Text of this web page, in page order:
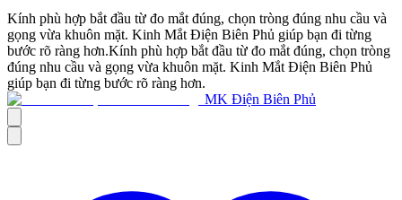
Kính phù hợp bắt đầu từ đo mắt đúng, chọn tròng đúng nhu cầu và
gọng vừa khuôn mặt. Kinh Mắt Điện Biên Phủ giúp bạn đi từng
bước rõ ràng hơn.Kính phù hợp bắt đầu từ đo mắt đúng, chọn tròng
đúng nhu cầu và gọng vừa khuôn mặt. Kinh Mắt Điện Biên Phủ
giúp bạn đi từng bước rõ ràng hơn.
MK Điện Biên Phủ